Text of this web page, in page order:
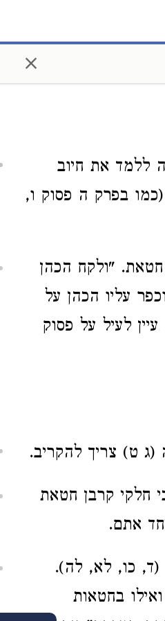
×
ללמד את חיוב
בפרק ה פסוק ו,
"ולקח הכהן
עליו הכהן על
לעיל על פסוק
ט) צריך להקריב.
חלקי קרבן חטאת
אתם.
(ד, כו, לא, לה).
בחטאות